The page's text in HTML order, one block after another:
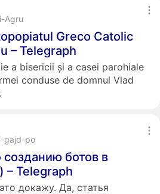
Agru
Greco Catolic
– Telegraph
a bisericii și a casei parohiale
conduse de domnul Vlad
gajd-po
ботов в
– Telegraph
докажу. Да, статья